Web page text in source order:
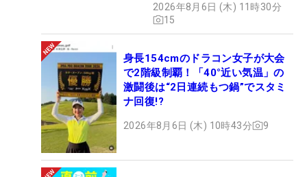
2026年8月6日 (木) 11時30分
15
身長154cmのドラコン女子が大会
で2階級制覇！「40°近い気温」の
激闘後は“2日連続もつ鍋”でスタミ
ナ回復!?
2026年8月6日 (木) 10時43分 9